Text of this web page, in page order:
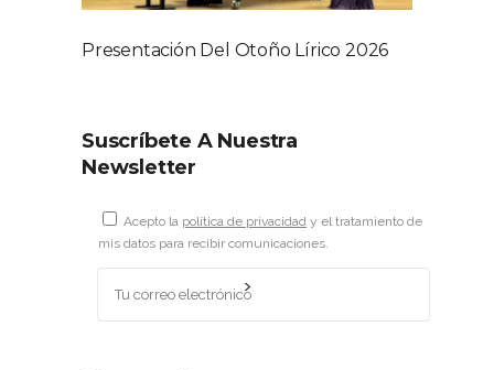
Presentación Del Otoño Lírico 2026
Suscríbete A Nuestra
Newsletter
Acepto la política de privacidad y el tratamiento de
mis datos para recibir comunicaciones.